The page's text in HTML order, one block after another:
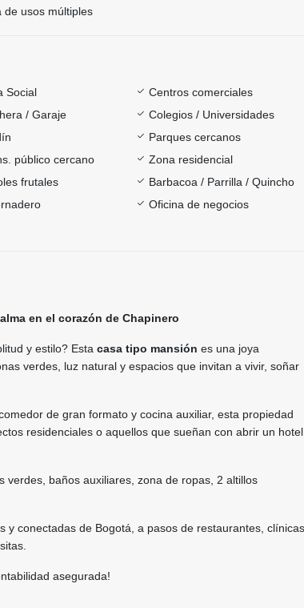
de usos múltiples
Social
Centros comerciales
/ Garaje
Colegios / Universidades
Parques cercanos
público cercano
Zona residencial
frutales
Barbacoa / Parrilla / Quincho
Oficina de negocios
en el corazón de Chapinero
y estilo? Esta casa tipo mansión es una joya
verdes, luz natural y espacios que invitan a vivir, soñar
de gran formato y cocina auxiliar, esta propiedad
residenciales o aquellos que sueñan con abrir un hotel
verdes, baños auxiliares, zona de ropas, 2 altillos
y conectadas de Bogotá, a pasos de restaurantes, clínicas,
asegurada!